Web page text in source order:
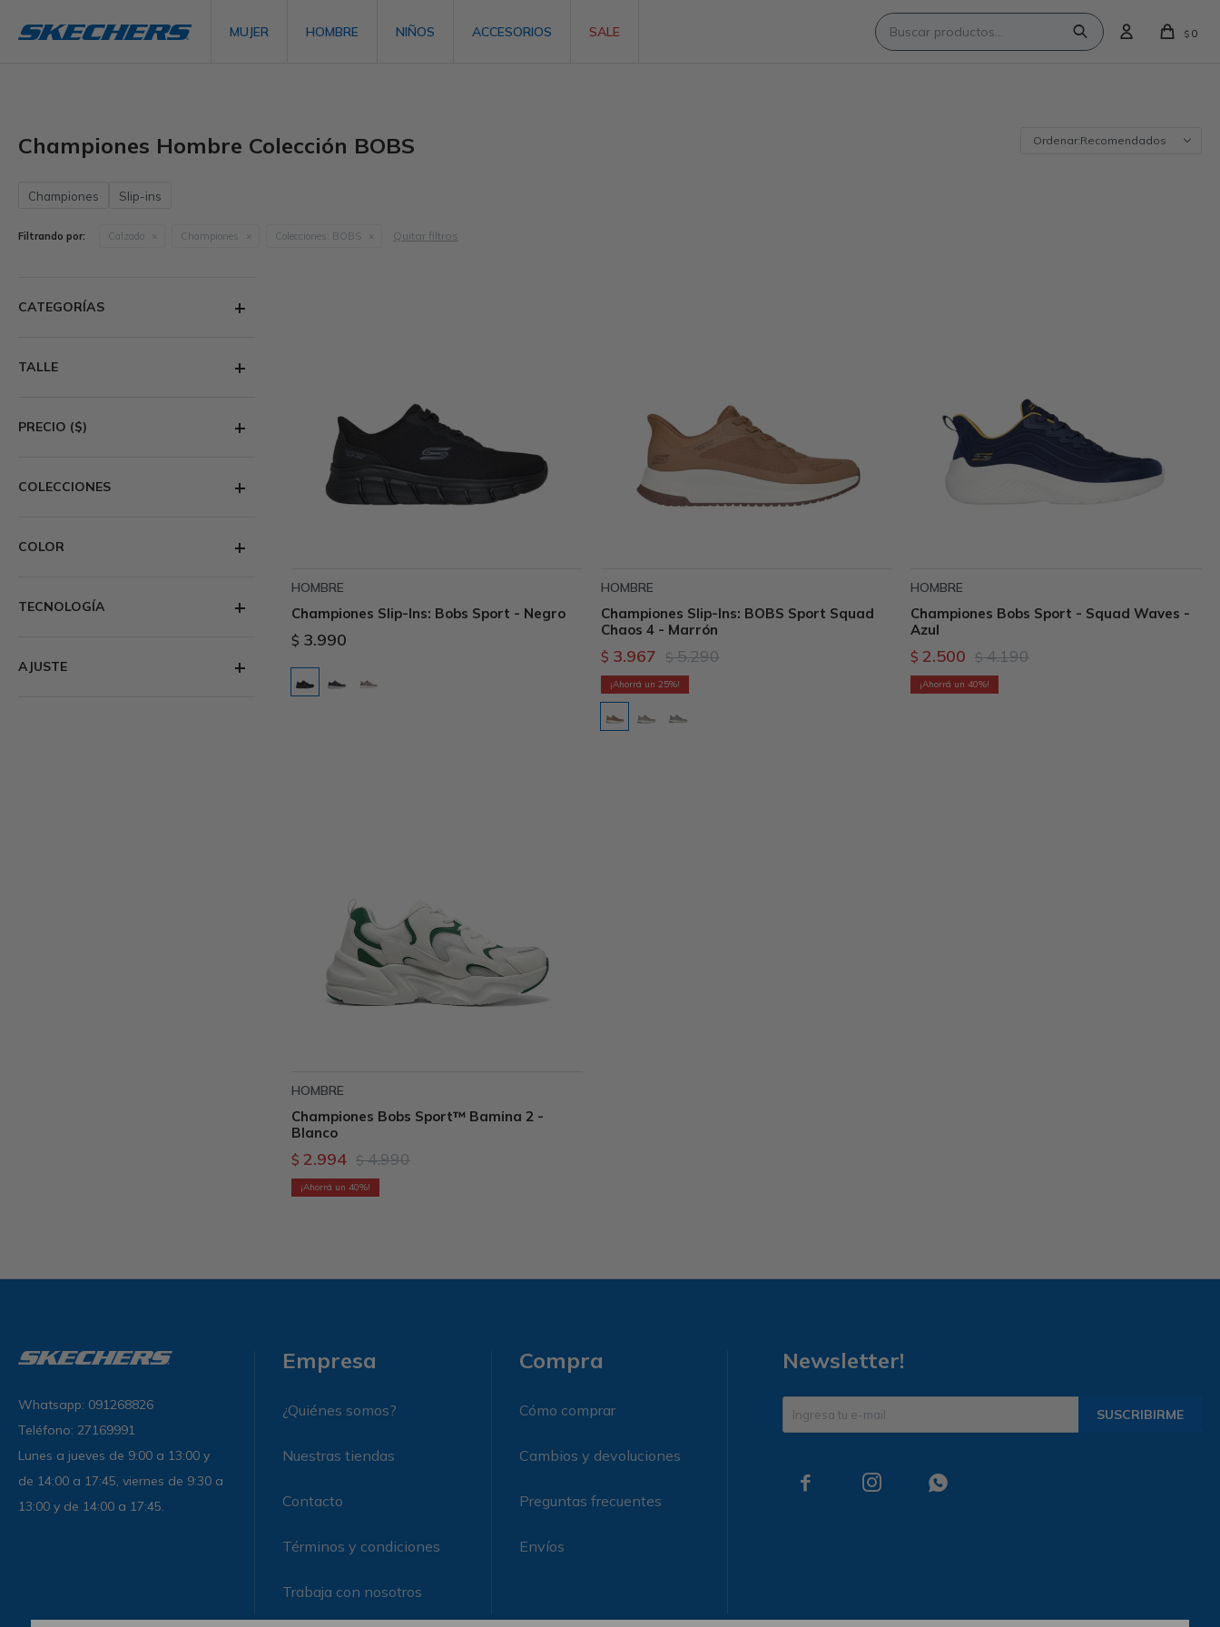
MUJER HOMBRE NIÑOS ACCESORIOS SALE $ 0
Championes Hombre Colección BOBS Recomendados
Championes Slip-ins
Filtrando por: Calzado Championes Colecciones: BOBS Quitar filtros
HOMBRE
Championes Slip-Ins: Bobs Sport - Negro
$ 3.990
HOMBRE
Championes Slip-Ins: BOBS Sport Squad
Chaos 4 - Marrón
$ 3.967 $ 5.290
25
HOMBRE
Championes Bobs Sport - Squad Waves -
Azul
$ 2.500 $ 4.190
40
HOMBRE
Championes Bobs Sport™ Bamina 2 -
Blanco
$ 2.994 $ 4.990
40
CATEGORÍAS
TALLE
PRECIO ($)
COLECCIONES
COLOR
TECNOLOGÍA
AJUSTE
Whatsapp: 091268826
Teléfono: 27169991
Lunes a jueves de 9:00 a 13:00 y
de 14:00 a 17:45, viernes de 9:30 a
13:00 y de 14:00 a 17:45.
Empresa
¿Quiénes somos?
Nuestras tiendas
Contacto
Términos y condiciones
Trabaja con nosotros
Compra
Cómo comprar
Cambios y devoluciones
Preguntas frecuentes
Envíos
Newsletter!
SUSCRIBIRME
  